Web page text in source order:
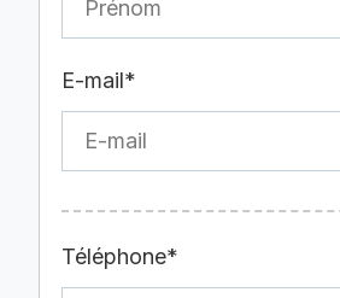
E-mail*
Téléphone*